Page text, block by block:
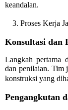
keandalan.
3. Proses Kerja
Konsultasi dan
Langkah pertama
dan penilaian. Tim
konstruksi yang
Pengangkutan